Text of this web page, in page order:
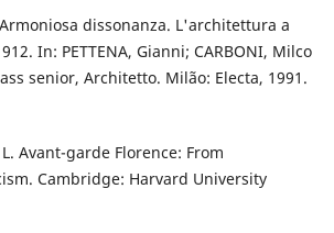
dissonanza. L'architettura a
In: PETTENA, Gianni; CARBONI, Milco
senior, Architetto. Milão: Electa, 1991.
Avant-garde Florence: From
Cambridge: Harvard University